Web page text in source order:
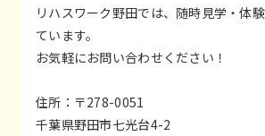
リハスワーク野田では、随時見学・体
ています。
お気軽にお問い合わせください！
住所：〒278-0051
千葉県野田市七光台4-2